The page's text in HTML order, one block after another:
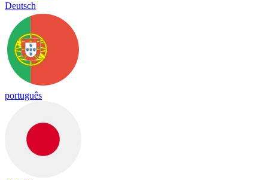
Deutsch
português